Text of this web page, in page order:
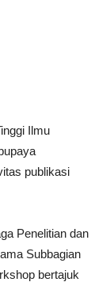
Ilmu
publikasi
Penelitian dan
Subbagian
bertajuk